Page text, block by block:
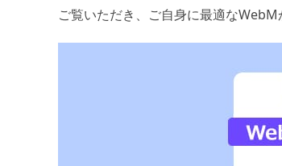
ご覧いただき、ご自身に最適な